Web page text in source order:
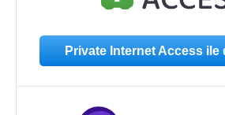
Private Internet Access ile